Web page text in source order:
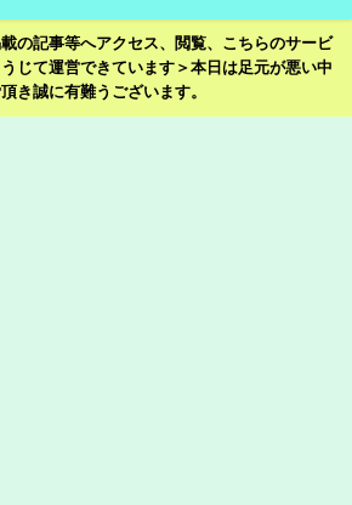
の記事等へアクセス、閲覧、こちらのサービ
じて運営できています＞本日は足元が悪い中
き誠に有難うございます。